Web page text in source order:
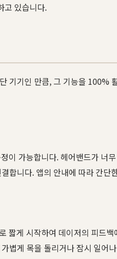
고 있습니다.
기기인 만큼, 그 기능을 100%
가능합니다. 헤어밴드가 너
합니다. 앱의 안내에 따라 간단
게 시작하여 데이저의 피드
볍게 목을 돌리거나 잠시 일어